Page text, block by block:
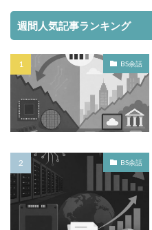
週間人気記事ランキング
BS余話
BS余話